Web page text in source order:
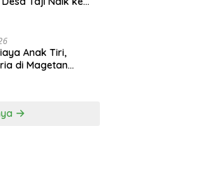
Anak Tiri,
di Magetan